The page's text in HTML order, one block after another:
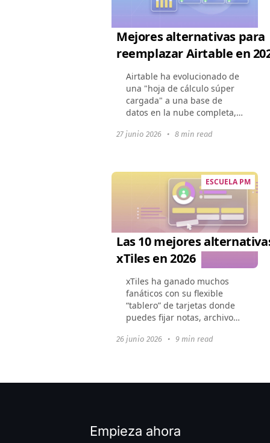
Mejores alternativas para
reemplazar Airtable en
Airtable ha evolucionado de
una "hoja de cálculo súper
cargada" a una base de
datos en la nube completa,
características en expansión
27 junio 2026 • 8 min read
ESCUELA PM
Las 10 mejores
xTiles en 2026
xTiles ha ganado muchos
fanáticos con su flexible
“tablero” de tarjetas donde
puedes fijar notas, archivos
vez que un proyecto crece,
26 junio 2026 • 9 min read
Empieza ahora